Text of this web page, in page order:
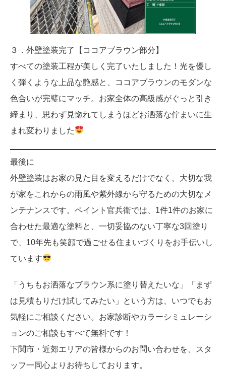
３．外壁塗装完了【ココアブラウン部分】
すべての塗装工程が美しく完了いたしました！光を優し
く弾くような上品な艶感と、ココアブラウンのモダンな
色合いが完璧にマッチ。お家全体の高級感がぐっと引き
締まり、思わず見惚れてしまうほどお洒落な佇まいに生
まれ変わりました
最後に
外壁塗装はお家の見た目を変えるだけでなく、大切な我
が家をこれからの雨風や紫外線から守るための大切なメ
ンテナンスです。ペイント官兵衛では、1件1件のお家に
合わせた最適な塗料と、一切妥協のない丁寧な3回塗り
で、10年先も笑顔で過ごせる住まいづくりをお手伝いし
ています
「うちもお洒落なブラウン系に塗り替えたいな」「まず
は見積もりだけ試してみたい」という方は、いつでもお
気軽にご相談ください。お家診断やカラーシミュレーシ
ョンのご相談もすべて無料です！
下関市・近郊エリアの皆様からのお問い合わせを、スタ
ッフ一同心よりお待ちしております。